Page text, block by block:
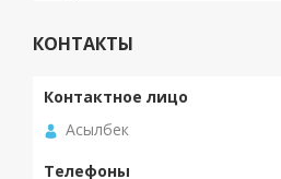
КОНТАКТЫ
Асылбек